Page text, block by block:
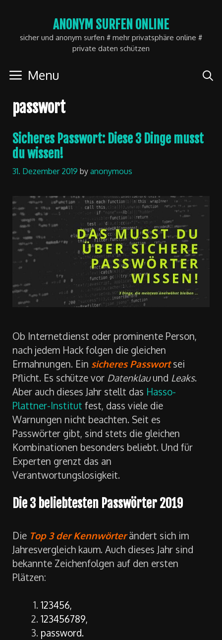
content
ANONYM SURFEN ONLINE
sicher und anonym surfen # mehr privatsphäre online #
private daten schützen
Menu
passwort
Sicheres Passwort: Diese 3 Dinge musst
du wissen!
31. Dezember 2019 byanonymous
Ob Internetdienst oder prominente Person,
nach jedem Hack folgen die gleichen
Ermahnungen. Ein sicheres Passwortsei
Pflicht. Es schütze vor Datenklauund Leaks.
Aber auch dieses Jahr stellt das Hasso-
Plattner-Institut fest, dass viele die
Warnungen nicht beachten. Seit es
Passwörter gibt, sind stets die gleichen
Kombinationen besonders beliebt. Und für
Experten grenzt das an
Verantwortungslosigkeit.
Die 3 beliebtesten Passwörter 2019
Die Top 3 der Kennwörterändert sich im
Jahresvergleich kaum. Auch dieses Jahr sind
bekannte Zeichenfolgen auf den ersten
Plätzen:
123456,
123456789,
password.